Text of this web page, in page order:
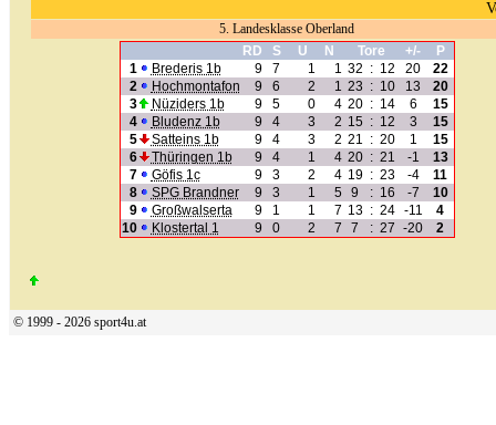
5. Landesklasse Oberland
RD
S U N Tore +/-
P
1
Brederis 1b 9 7 1 1 32 : 12 20
22
2
Hochmontafon 9 6 2 1 23 : 10 13
20
3
Nüziders 1b 9 5 0 4 20 : 14 6
15
4
Bludenz 1b 9 4 3 2 15 : 12 3
15
5
Satteins 1b 9 4 3 2 21 : 20 1
15
6
Thüringen 1b 9 4 1 4 20 : 21 -1
13
7
Göfis 1c 9 3 2 4 19 : 23 -4
11
8
SPG Brandner 9 3 1 5 9 : 16 -7
10
9
Großwalserta 9 1 1 7 13 : 24 -11
4
10
Klostertal 1 9 0 2 7 7 : 27 -20 2
© 1999 - 2026 sport4u.at